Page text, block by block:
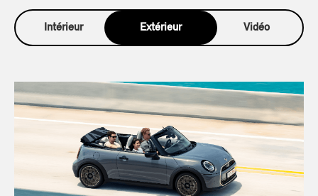
Intérieur Extérieur Vidéo